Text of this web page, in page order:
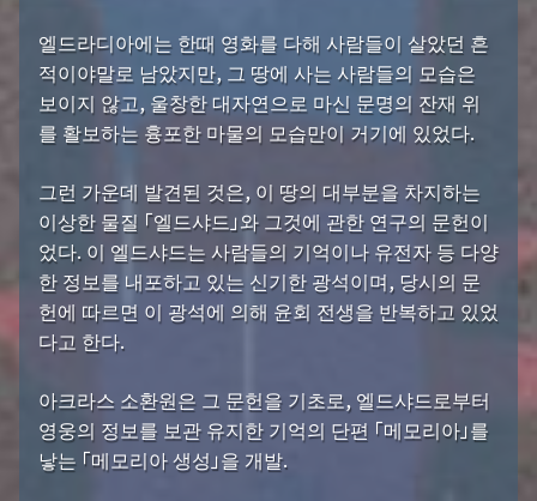
엘드라디아에는 한때 영화를 다해 사람들이 살았던 흔
적이야말로 남았지만, 그 땅에 사는 사람들의 모습은
보이지 않고, 울창한 대자연으로 마신 문명의 잔재 위
를 활보하는 흉포한 마물의 모습만이 거기에 있었다.
그런 가운데 발견된 것은, 이 땅의 대부분을 차지하는
이상한 물질 「엘드샤드」와 그것에 관한 연구의 문헌이
었다. 이 엘드샤드는 사람들의 기억이나 유전자 등 다양
한 정보를 내포하고 있는 신기한 광석이며, 당시의 문
헌에 따르면 이 광석에 의해 윤회 전생을 반복하고 있었
다고 한다.
아크라스 소환원은 그 문헌을 기초로, 엘드샤드로부터
영웅의 정보를 보관 유지한 기억의 단편 「메모리아」를
낳는 「메모리아 생성」을 개발.